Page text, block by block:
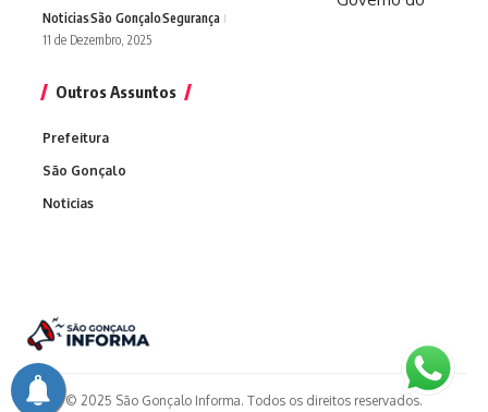
NoticiasSão GonçaloSegurança
11 de Dezembro, 2025
Outros Assuntos
Prefeitura
São Gonçalo
Noticias
© 2025 São Gonçalo Informa. Todos os direitos reservados.